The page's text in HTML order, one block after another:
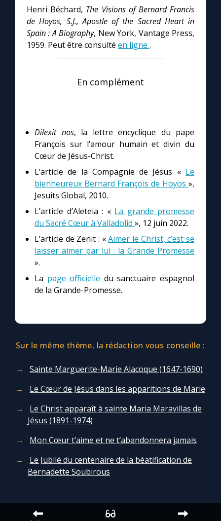
Henri Béchard, The Visions of Bernard Francis
de Hoyos, S.J., Apostle of the Sacred Heart in
Spain : A Biography, New York, Vantage Press,
1959. Peut être consulté en ligne .
En complément
Dilexit nos, la lettre encyclique du pape
François sur l’amour humain et divin du
Cœur de Jésus-Christ.
L’article de la Compagnie de Jésus « Le
bienheureux Bernard François de Hoyos »,
Jesuits Global, 2010.
L’article d’Aleteia : « La grande promesse
du Sacré Cœur à Valladolid », 12 juin 2022.
L’article de Zenit : «Aimer le Christ, c’est se
laisser aimer par lui : la Grande Promesse
».
La page officielle du sanctuaire espagnol
de la Grande-Promesse.
Sur le même thème, la rédaction vous conseille :
Sainte Marguerite-Marie Alacoque (1647-1690)
Le Cœur de Jésus dans les apparitions de Marie
Le Christ apparaît à sainte Maria Maravillas de
Jésus (1891-1974)
Mon Cœur t’aime et ne t’abandonnera jamais
Le Jubilé du centenaire de la béatification de
Bernadette Soubirous